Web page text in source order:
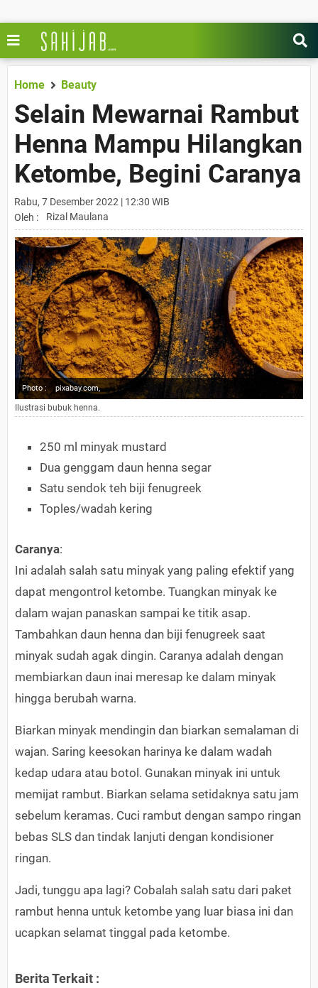
Home Beauty
Selain Mewarnai Rambut
Henna Mampu Hilangkan
Ketombe, Begini Caranya
Rabu, 7 Desember 2022 | 12:30 WIB
Oleh :
Rizal Maulana
Photo : pixabay.com,
Ilustrasi bubuk henna.
250 ml minyak mustard
Dua genggam daun henna segar
Satu sendok teh biji fenugreek
Toples/wadah kering
Caranya:
Ini adalah salah satu minyak yang paling efektif yang
dapat mengontrol ketombe. Tuangkan minyak ke
dalam wajan panaskan sampai ke titik asap.
Tambahkan daun henna dan biji fenugreek saat
minyak sudah agak dingin. Caranya adalah dengan
membiarkan daun inai meresap ke dalam minyak
hingga berubah warna.
Biarkan minyak mendingin dan biarkan semalaman di
wajan. Saring keesokan harinya ke dalam wadah
kedap udara atau botol. Gunakan minyak ini untuk
memijat rambut. Biarkan selama setidaknya satu jam
sebelum keramas. Cuci rambut dengan sampo ringan
bebas SLS dan tindak lanjuti dengan kondisioner
ringan.
Jadi, tunggu apa lagi? Cobalah salah satu dari paket
rambut henna untuk ketombe yang luar biasa ini dan
ucapkan selamat tinggal pada ketombe.
Berita Terkait :